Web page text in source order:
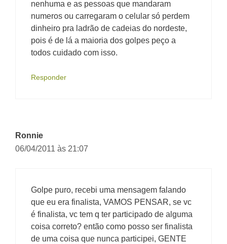
nenhuma e as pessoas que mandaram
numeros ou carregaram o celular só perdem
dinheiro pra ladrão de cadeias do nordeste,
pois é de lá a maioria dos golpes peço a
todos cuidado com isso.
Responder
Ronnie
06/04/2011 às 21:07
Golpe puro, recebi uma mensagem falando
que eu era finalista, VAMOS PENSAR, se vc
é finalista, vc tem q ter participado de alguma
coisa correto? então como posso ser finalista
de uma coisa que nunca participei, GENTE